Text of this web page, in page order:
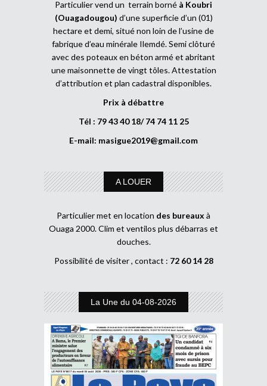
Particulier vend un terrain borné à Koubri
(Ouagadougou) d’une superficie d’un (01)
hectare et demi, situé non loin de l’usine de
fabrique d’eau minérale Ilemdé. Semi clôturé
avec des poteaux en béton armé et abritant
une maisonnette de vingt tôles. Attestation
d’attribution et plan cadastral disponibles.
Prix à débattre
Tél : 79 43 40 18/ 74 74 11 25
E-mail: masigue2019@gmail.com
A LOUER
Particulier met en location des bureaux à
Ouaga 2000. Clim et ventilos plus débarras et
douches.
Possibilité de visiter , contact : 72 60 14 28
La Une du 04-08-2026